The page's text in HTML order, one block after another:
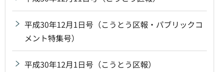
平成30年12月1日号（こうとう区報・パブリックコ
メント特集号）
平成30年12月1日号（こうとう区報）